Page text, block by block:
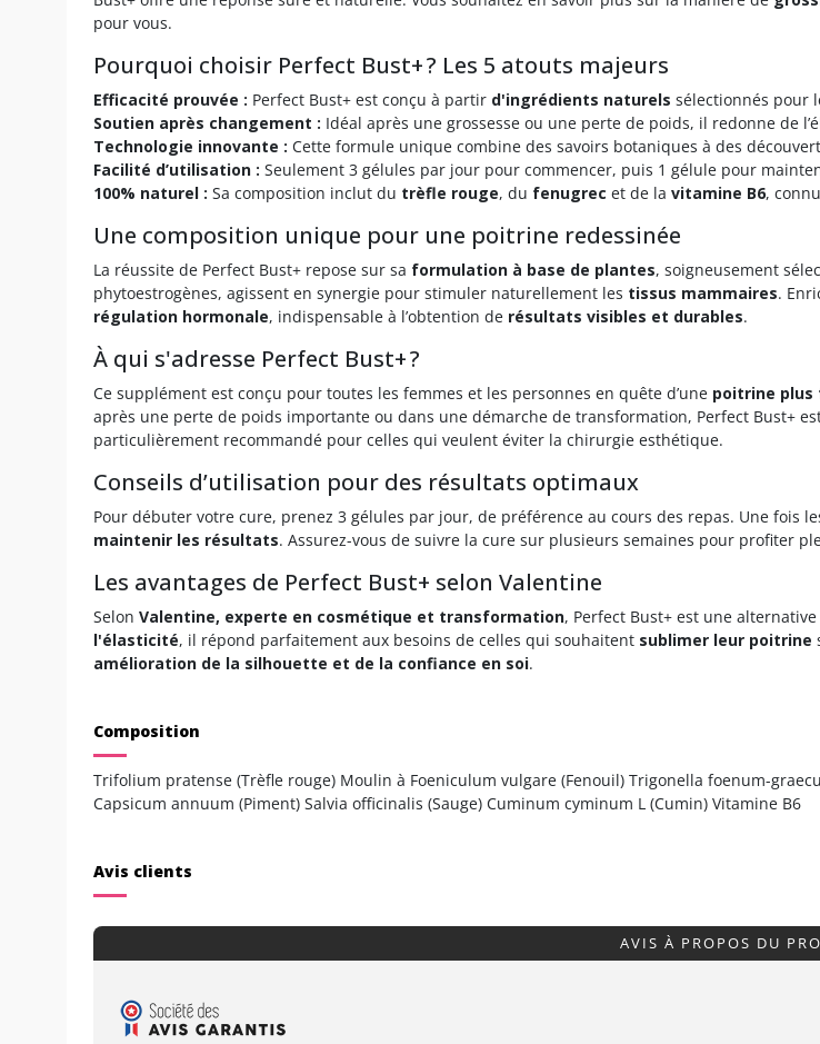
pour vous.
Pourquoi choisir Perfect Bust+ ? Les 5 atouts majeurs
Efficacité prouvée : Perfect Bust+ est conçu à partir d'ingrédients naturels sélectionnés pour
Soutien après changement : Idéal après une grossesse ou une perte de poids, il redonne de
Technologie innovante : Cette formule unique combine des savoirs botaniques à des
Facilité d’utilisation : Seulement 3 gélules par jour pour commencer, puis 1 gélule pour
100% naturel : Sa composition inclut du trèfle rouge, du fenugrec et de la vitamine B6,
Une composition unique pour une poitrine redessinée
La réussite de Perfect Bust+ repose sur sa formulation à base de plantes, soigneusement
phytoestrogènes, agissent en synergie pour stimuler naturellement les tissus mammaires.
régulation hormonale, indispensable à l’obtention de résultats visibles et durables.
À qui s'adresse Perfect Bust+ ?
Ce supplément est conçu pour toutes les femmes et les personnes en quête d’une poitrine plus
après une perte de poids importante ou dans une démarche de transformation, Perfect Bust+
particulièrement recommandé pour celles qui veulent éviter la chirurgie esthétique.
Conseils d’utilisation pour des résultats optimaux
Pour débuter votre cure, prenez 3 gélules par jour, de préférence au cours des repas. Une fois
maintenir les résultats. Assurez-vous de suivre la cure sur plusieurs semaines pour profiter
Les avantages de Perfect Bust+ selon Valentine
Selon Valentine, experte en cosmétique et transformation, Perfect Bust+ est une
l'élasticité, il répond parfaitement aux besoins de celles qui souhaitent sublimer leur poitrine
amélioration de la silhouette et de la confiance en soi.
Composition
Trifolium pratense (Trèfle rouge) Moulin à Foeniculum vulgare (Fenouil) Trigonella foenum-
Capsicum annuum (Piment) Salvia officinalis (Sauge) Cuminum cyminum L (Cumin) Vitamine B6
Avis clients
AVIS À PROPOS DU